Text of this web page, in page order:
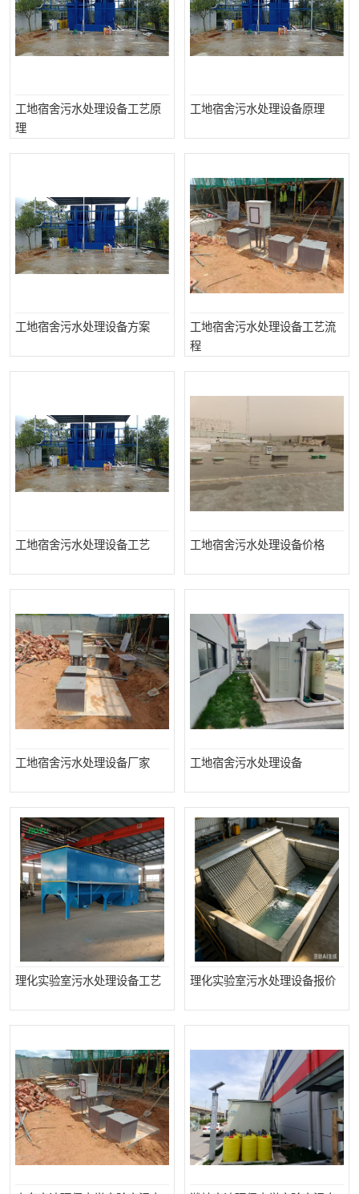
工地宿舍污水处理设备工艺原
理
工地宿舍污水处理设备原理
工地宿舍污水处理设备方案
工地宿舍污水处理设备工艺流
程
工地宿舍污水处理设备工艺 工地宿舍污水处理设备价格
工地宿舍污水处理设备厂家 工地宿舍污水处理设备
理化实验室污水处理设备工艺 理化实验室污水处理设备报价
备
地埋式一体化污水处理设
备设备
加药装置污水设备
城乡生活污水处理设备设 MBR膜污水处理设备
备
印刷厂污水处理设备
A2O污水处理设备 乡村污水处理一体化设备
风景区生活污水处理一体 一体化污水处理设备
备
服务区一体化污水处理设
备
成套生活污水处理设备 小型污水处理设备
备
微动力污水处理设备 集中式生活污水处理设备
接触式一体化污水处理设 化粪池一体化污水处理设
喷漆污水处理设备 污水处理设备设备生产厂
家
屠宰场一体化污水处设备
生产厂家
餐厨垃圾污水处理设备
洗车污水处理设备 变电站污水处理设备
熟食厂污水处理设备 美容院一体化污水处理设
备
汽车污水处理设备 你猜生活污水处理设备
农村生活污水处理设备 玻璃钢污水处理设备
疗养院污水处理设备 屠宰场污水处理
生活污水处理设备 医疗污水处理设备
医疗机构污水处理设备 酿酒污水
风景区生活一体化设备 纺织印染废水
豆制品污水